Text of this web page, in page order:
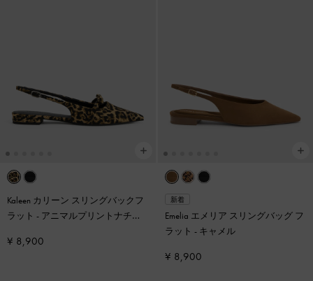
Kaleen カリーン スリングバックフ
ラット - アニマルプリントナチュ
¥ 8,900
新着
Emelia エメリア スリングバッグ フ
ラット - キャメル
¥ 8,900